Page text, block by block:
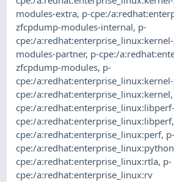
modules-extra, p-cpe:/
zfcpdump-modules-internal, p-
cpe:/
modules-partner, p-cpe:/
zfcpdump-modules, p-
cpe:/
cpe:/a:redhat:enterprise_linux:kernel,
cpe:/
cpe:/a:redhat:enterprise_linux:libperf,
cpe:/a:redhat:enterprise_linux:perf, p-
cpe:/
cpe:/a:redhat:enterprise_linux:rtla, p-
cpe:/a:redhat:enterprise_linux:rv